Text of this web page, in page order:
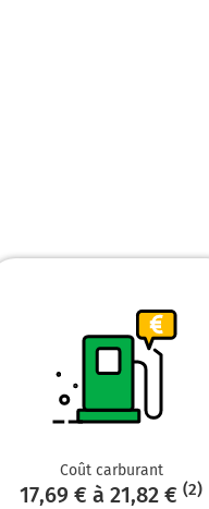
Coût carburant
17,69 € à 21,82 € (2)